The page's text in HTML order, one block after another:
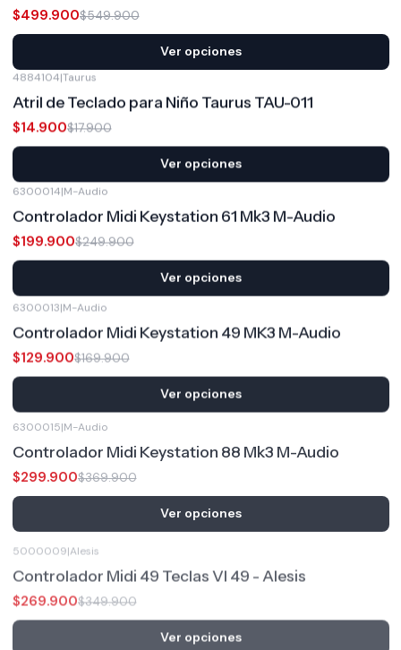
$499.900$549.900
Ver opciones
4884104|Taurus
Atril de Teclado para Niño Taurus TAU-011
$14.900$17.900
Ver opciones
-20% OFF
6300014|M-Audio
Controlador Midi Keystation 61 Mk3 M-Audio
$199.900$249.900
Ver opciones
-24% OFF
6300013|M-Audio
Controlador Midi Keystation 49 MK3 M-Audio
$129.900$169.900
Ver opciones
-19%OFF
6300015|M-Audio
Controlador Midi Keystation 88 Mk3 M-Audio
$299.900
Ver opciones
-23%OFF
5000009
Controlador Midi 49 Teclas VI 49 - Alesis
$269.900$349.900